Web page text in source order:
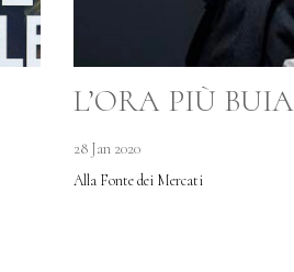
L’ORA PIÙ BUIA
28 Jan 2020
Alla Fonte dei Mercati